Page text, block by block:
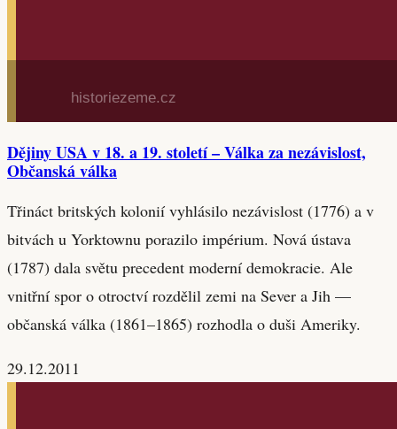
Dějiny USA v 18. a 19. století – Válka za nezávislost,
Občanská válka
Třináct britských kolonií vyhlásilo nezávislost (1776) a v
bitvách u Yorktownu porazilo impérium. Nová ústava
(1787) dala světu precedent moderní demokracie. Ale
vnitřní spor o otroctví rozdělil zemi na Sever a Jih —
občanská válka (1861–1865) rozhodla o duši Ameriky.
29.12.2011